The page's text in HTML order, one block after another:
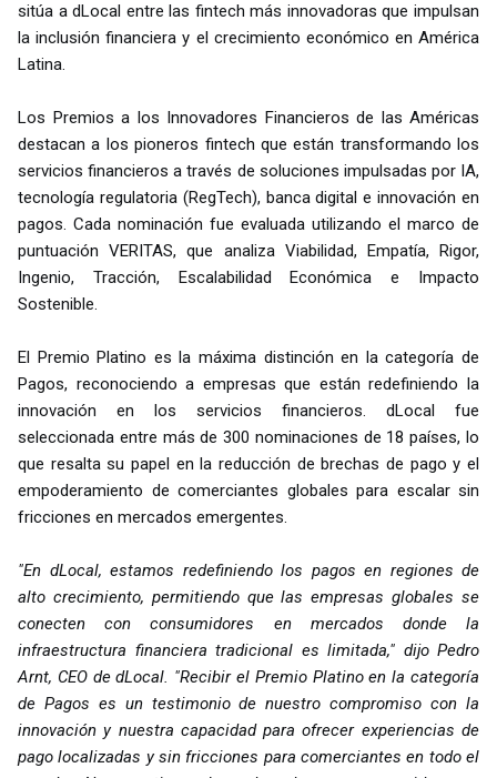
sitúa a dLocal entre las fintech más innovadoras que impulsan
la inclusión financiera y el crecimiento económico en América
Latina.
Los Premios a los Innovadores Financieros de las Américas
destacan a los pioneros fintech que están transformando los
servicios financieros a través de soluciones impulsadas por IA,
tecnología regulatoria (RegTech), banca digital e innovación en
pagos. Cada nominación fue evaluada utilizando el marco de
puntuación VERITAS, que analiza Viabilidad, Empatía, Rigor,
Ingenio, Tracción, Escalabilidad Económica e Impacto
Sostenible.
El Premio Platino es la máxima distinción en la categoría de
Pagos, reconociendo a empresas que están redefiniendo la
innovación en los servicios financieros. dLocal fue
seleccionada entre más de 300 nominaciones de 18 países, lo
que resalta su papel en la reducción de brechas de pago y el
empoderamiento de comerciantes globales para escalar sin
fricciones en mercados emergentes.
"En dLocal, estamos redefiniendo los pagos en regiones de
alto crecimiento, permitiendo que las empresas globales se
conecten con consumidores en mercados donde la
infraestructura financiera tradicional es limitada," dijo Pedro
Arnt, CEO de dLocal. "Recibir el Premio Platino en la categoría
de Pagos es un testimonio de nuestro compromiso con la
innovación y nuestra capacidad para ofrecer experiencias de
pago localizadas y sin fricciones para comerciantes en todo el